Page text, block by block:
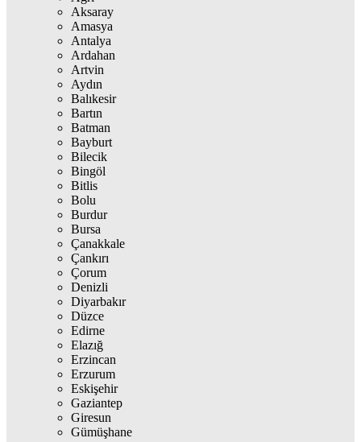
Aksaray
Amasya
Antalya
Ardahan
Artvin
Aydın
Balıkesir
Bartın
Batman
Bayburt
Bilecik
Bingöl
Bitlis
Bolu
Burdur
Bursa
Çanakkale
Çankırı
Çorum
Denizli
Diyarbakır
Düzce
Edirne
Elazığ
Erzincan
Erzurum
Eskişehir
Gaziantep
Giresun
Gümüşhane